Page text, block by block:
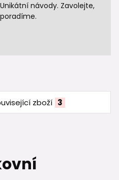
Unikátní návody. Zavolejte,
poradíme.
zboží 3